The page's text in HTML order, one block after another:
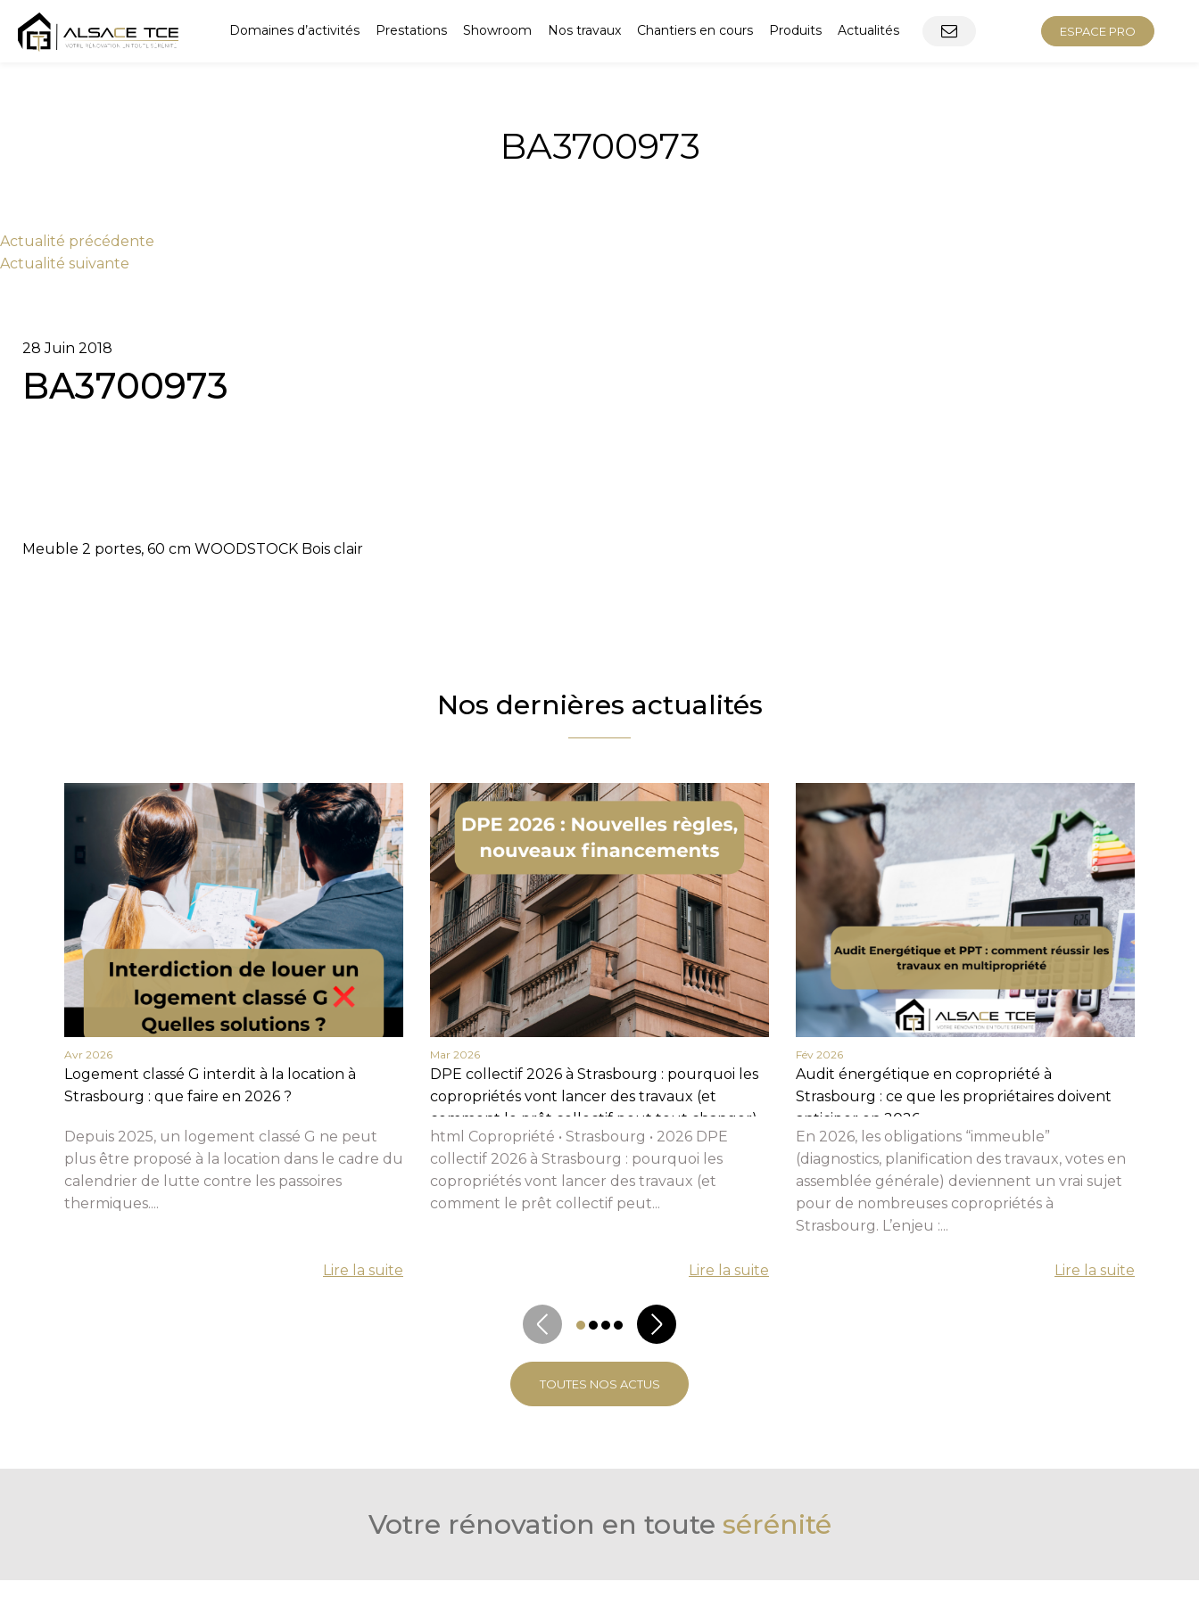
Domaines d’activités Prestations Showroom Nos travaux Chantiers en cours Produits Actualités ESPACE PRO
BA3700973
Actualité précédente
Actualité suivante
28 Juin 2018
BA3700973
Meuble 2 portes, 60 cm WOODSTOCK Bois clair
Nos dernières actualités
Avr 2026
Logement classé G interdit à la location à
Strasbourg : que faire en 2026 ?
Depuis 2025, un logement classé G ne peut
plus être proposé à la location dans le cadre du
calendrier de lutte contre les passoires
thermiques....
Lire la suite
Mar 2026
DPE collectif 2026 à Strasbourg : pourquoi les
copropriétés vont lancer des travaux (et
comment le prêt collectif peut tout changer)
html Copropriété • Strasbourg • 2026 DPE
collectif 2026 à Strasbourg : pourquoi les
copropriétés vont lancer des travaux (et
comment le prêt collectif peut...
Lire la suite
Fév 2026
Audit énergétique en copropriété à
Strasbourg : ce que les propriétaires doivent
anticiper en 2026
En 2026, les obligations “immeuble”
(diagnostics, planification des travaux, votes en
assemblée générale) deviennent un vrai sujet
pour de nombreuses copropriétés à
Strasbourg. L’enjeu :...
Lire la suite
TOUTES NOS ACTUS
Votre rénovation en toute sérénité
Nom
Prénom
Téléphone
Email
Message
Vérification